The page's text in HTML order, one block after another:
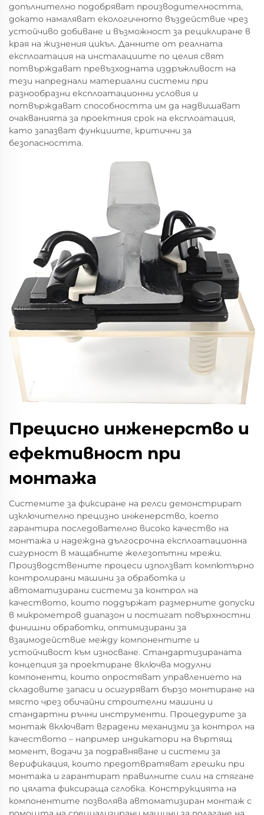
допълнително подобряват производителността,
докато намаляват екологичното въздействие чрез
устойчиво добиване и възможност за рециклиране в
края на жизнения цикъл. Данните от реалната
експлоатация на инсталациите по целия свят
потвърждават превъзходната издръжливост на
тези напреднали материални системи при
разнообразни експлоатационни условия и
потвърждават способността им да надвишават
очакванията за проектния срок на експлоатация,
като запазват функциите, критични за
безопасността.
Прецисно инженерство и
ефективност при
монтажа
Системите за фиксиране на релси демонстрират
изключително прецизно инженерство, което
гарантира последователно високо качество на
монтажа и надеждна дългосрочна експлоатационна
сигурност в мащабните железопътни мрежи.
Производствените процеси използват компютърно
контролирани машини за обработка и
автоматизирани системи за контрол на
качеството, които поддържат размерните допуски
в микрометров диапазон и постигат повърхностни
финишни обработки, оптимизирани за
взаимодействие между компонентите и
устойчивост към износване. Стандартизираната
концепция за проектиране включва модулни
компоненти, които опростяват управлението на
складовите запаси и осигуряват бързо монтиране на
място чрез обичайни строителни машини и
стандартни ръчни инструменти. Процедурите за
монтаж включват вградени механизми за контрол на
качеството – например индикатори на въртящ
момент, водачи за подравняване и системи за
верификация, които предотвратяват грешки при
монтажа и гарантират правилните сили на стягане
по цялата фиксираща сглобка. Конструкцията на
компонентите позволява автоматизиран монтаж с